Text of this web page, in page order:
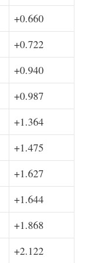
+0.660
+0.722
+0.940
+0.987
+1.364
+1.475
+1.627
+1.644
+1.868
+2.122